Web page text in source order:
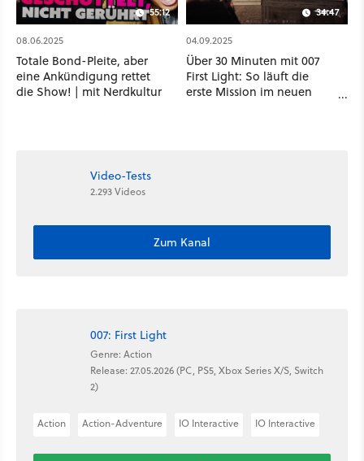
55:12
08.06.2025
Totale Bond-Pleite, aber
eine Ankündigung rettet
die Show! | mit Nerdkultur ​
34:47
04.09.2025
Über 30 Minuten mit 007
First Light: So läuft die
erste Mission im neuen
Video-Tests
2.293 Videos
Zum Kanal
007: First Light
Genre: Action
Release: 27.05.2026 (PC, PS5, Xbox Series X/S, Switch
2)
Action Action-Adventure IO Interactive IO Interactive